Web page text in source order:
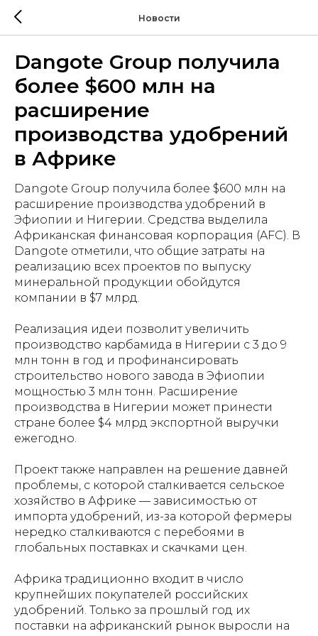
Новости
Dangote Group получила
более $600 млн на
расширение
производства удобрений
в Африке
Dangote Group получила более $600 млн на
расширение производства удобрений в
Эфиопии и Нигерии. Средства выделила
Африканская финансовая корпорация (AFC). В
Dangote отметили, что общие затраты на
реализацию всех проектов по выпуску
минеральной продукции обойдутся
компании в $7 млрд.
Реализация идеи позволит увеличить
производство карбамида в Нигерии с 3 до 9
млн тонн в год и профинансировать
строительство нового завода в Эфиопии
мощностью 3 млн тонн. Расширение
производства в Нигерии может принести
стране более $4 млрд экспортной выручки
ежегодно.
Проект также направлен на решение давней
проблемы, с которой сталкивается сельское
хозяйство в Африке — зависимостью от
импорта удобрений, из-за которой фермеры
нередко сталкиваются с перебоями в
глобальных поставках и скачками цен.
Африка традиционно входит в число
крупнейших покупателей российских
удобрений. Только за прошлый год их
поставки на африканский рынок выросли на